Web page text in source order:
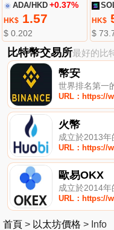
ADA/HKD +0.37%
HK$1.57
$ 0.202
HK$
$
比特幣交易所最好的比
幣安
世界排名第一
URL：https://
火幣
成立於2013
URL：https://
歐易OKX
成立於2014
URL：https://
首頁 > 以太坊價格 > Info